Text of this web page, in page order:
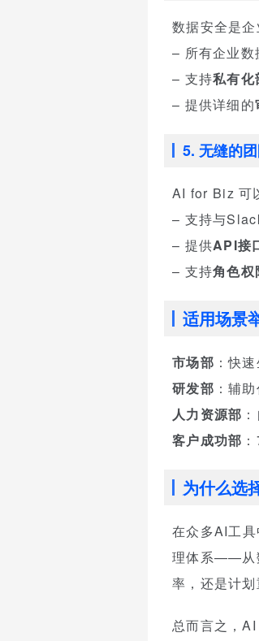
数据安全是
– 所有企业数
– 支持私有化
– 提供详细的
5. 无缝的
AI for Biz 可
– 支持与
– 提供API接
– 支持角色权
适用场景
市场部 ：快
研发部 ：辅
人力资源部
客户成功部
为什么选
在众多AI工
理体系——从
率，还是计
总而言之，